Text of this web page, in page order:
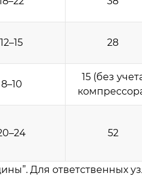
12–15 28
8–10
15 (без
52
Для ответственных